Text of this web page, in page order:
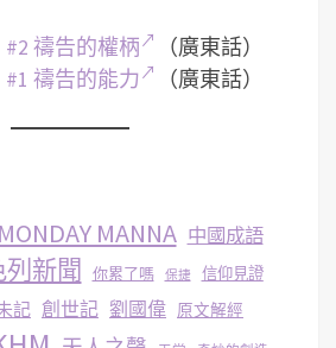
#2 禱告的權柄
（廣東話）
#1 禱告的能力 （廣東話）
MONDAY MANNA 中國成語
新聞 你累了嗎 保捷 信仰見證
記 創世記 劉國偉 原文解經